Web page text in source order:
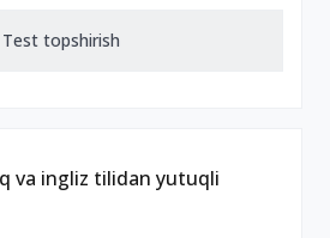
Test topshirish
va ingliz tilidan yutuqli